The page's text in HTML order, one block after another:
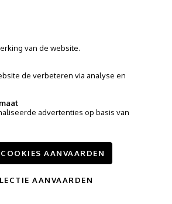
BUNGALOW
van de website.
de verbeteren via analyse en
advertenties op basis van
AANVAARDEN
AANVAARDEN